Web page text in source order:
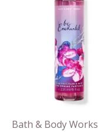
Bath & Body Works